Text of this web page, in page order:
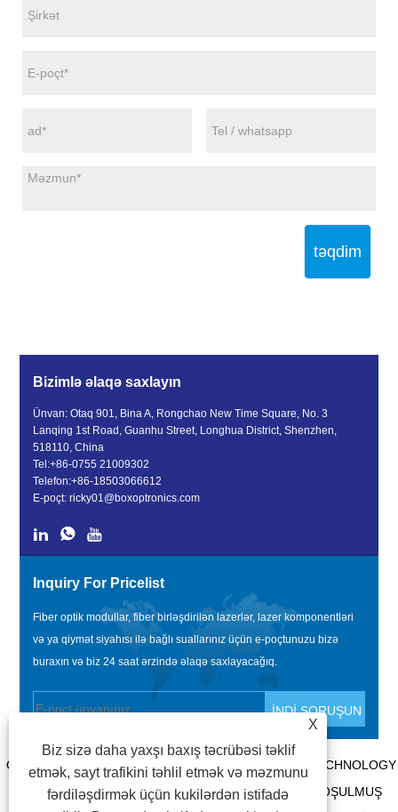
təqdim
Bizimlə əlaqə saxlayın
Ünvan: Otaq 901, Bina A, Rongchao New Time Square, No. 3
Lanqing 1st Road, Guanhu Street, Longhua District, Shenzhen,
518110, China
Tel:+86-0755 21009302
Telefon:+86-18503066612
E-poçt:ricky01@boxoptronics.com
Inquiry For Pricelist
Fiber optik modullar, fiber birləşdirilən lazerlər, lazer komponentləri
və ya qiymət siyahısı ilə bağlı suallarınız üçün e-poçtunuzu bizə
buraxın və biz 24 saat ərzində əlaqə saxlayacağıq.
COPYRIGHT @ 2020 SHENZHEN BOX OPTRONICS TECHNOLOGY
CO., LTD. - ÇIN FIBER OPTIK MODULLAR, FIBER QOŞULMUŞ
X
Biz sizə daha yaxşı baxış təcrübəsi təklif
etmək, sayt trafikini təhlil etmək və məzmunu
fərdiləşdirmək üçün kukilərdən istifadə